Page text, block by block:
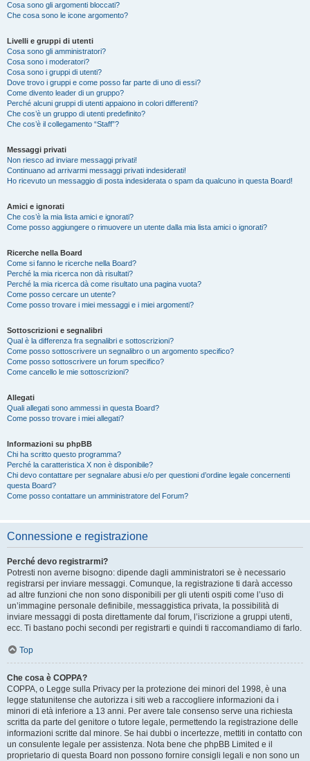
Cosa sono gli argomenti bloccati?
Che cosa sono le icone argomento?
Livelli e gruppi di utenti
Cosa sono gli amministratori?
Cosa sono i moderatori?
Cosa sono i gruppi di utenti?
Dove trovo i gruppi e come posso far parte di uno di essi?
Come divento leader di un gruppo?
Perché alcuni gruppi di utenti appaiono in colori differenti?
Che cos’è un gruppo di utenti predefinito?
Che cos’è il collegamento “Staff”?
Messaggi privati
Non riesco ad inviare messaggi privati!
Continuano ad arrivarmi messaggi privati indesiderati!
Ho ricevuto un messaggio di posta indesiderata o spam da qualcuno in questa Board!
Amici e ignorati
Che cos’è la mia lista amici e ignorati?
Come posso aggiungere o rimuovere un utente dalla mia lista amici o ignorati?
Ricerche nella Board
Come si fanno le ricerche nella Board?
Perché la mia ricerca non dà risultati?
Perché la mia ricerca dà come risultato una pagina vuota?
Come posso cercare un utente?
Come posso trovare i miei messaggi e i miei argomenti?
Sottoscrizioni e segnalibri
Qual è la differenza fra segnalibri e sottoscrizioni?
Come posso sottoscrivere un segnalibro o un argomento specifico?
Come posso sottoscrivere un forum specifico?
Come cancello le mie sottoscrizioni?
Allegati
Quali allegati sono ammessi in questa Board?
Come posso trovare i miei allegati?
Informazioni su phpBB
Chi ha scritto questo programma?
Perché la caratteristica X non è disponibile?
Chi devo contattare per segnalare abusi e/o per questioni d’ordine legale concernenti
questa Board?
Come posso contattare un amministratore del Forum?
Connessione e registrazione
Perché devo registrarmi?
Potresti non averne bisogno: dipende dagli amministratori se è necessario
registrarsi per inviare messaggi. Comunque, la registrazione ti darà accesso
ad altre funzioni che non sono disponibili per gli utenti ospiti come l’uso di
un’immagine personale definibile, messaggistica privata, la possibilità di
inviare messaggi di posta direttamente dal forum, l’iscrizione a gruppi utenti,
ecc. Ti bastano pochi secondi per registrarti e quindi ti raccomandiamo di farlo.
Top
Che cosa è COPPA?
COPPA, o Legge sulla Privacy per la protezione dei minori del 1998, è una
legge statunitense che autorizza i siti web a raccogliere informazioni da i
minori di età inferiore a 13 anni. Per avere tale consenso serve una richiesta
scritta da parte del genitore o tutore legale, permettendo la registrazione delle
informazioni scritte dal minore. Se hai dubbi o incertezze, mettiti in contatto con
un consulente legale per assistenza. Nota bene che phpBB Limited e il
proprietario di questa Board non possono fornire consigli legali e non sono un